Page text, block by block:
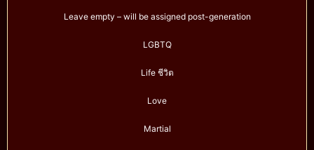
Leave empty – will be assigned post-generation
LGBTQ
Life ชีวิต
Love
Martial